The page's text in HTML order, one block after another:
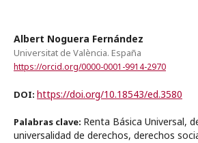
Albert Noguera Fernández
Universitat de València. España
https://orcid.org/0000-0001-9914-2970
DOI: https://doi.org/10.18543/ed.3580
Palabras clave: Renta Básica Universal,
universalidad de derechos, derechos